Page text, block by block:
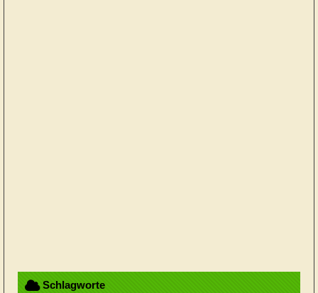
Schlagworte